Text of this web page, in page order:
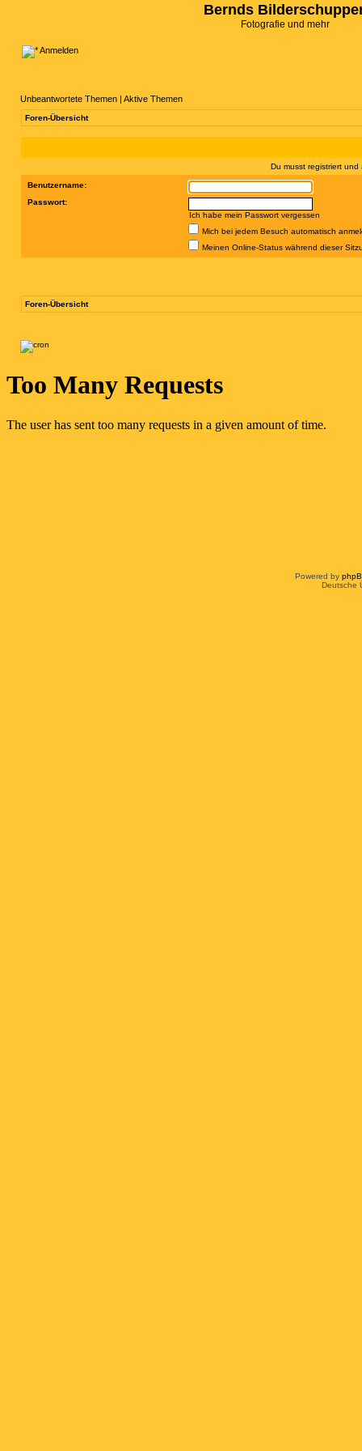
Bernds
Fotografie und mehr
Anmelden
Unbeantwortete Themen | Aktive Themen
Foren-Übersicht
Du musst registriert
Benutzername:
Passwort:
Ich habe mein Passwort vergessen
Mich bei jedem Besuch automatisch
Meinen Online-Status während dieser
Foren-Übersicht
Powered by
Deutsche